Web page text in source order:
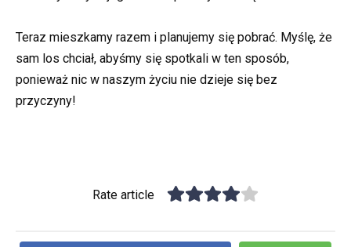
Teraz mieszkamy razem i planujemy się pobrać. Myślę, że
sam los chciał, abyśmy się spotkali w ten sposób,
ponieważ nic w naszym życiu nie dzieje się bez
przyczyny!
Rate article